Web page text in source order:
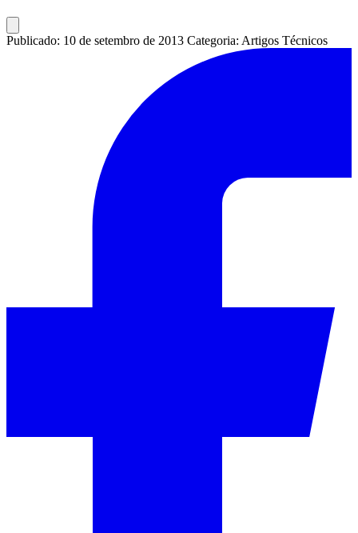
Publicado: 10 de setembro de 2013 Categoria: Artigos Técnicos